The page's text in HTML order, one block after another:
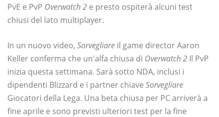
PvE e PvP Overwatch 2 e presto ospiterà alcuni test
chiusi del lato multiplayer.
In un nuovo video, Sorvegliare il game director Aaron
Keller conferma che un'alfa chiusa di Overwatch 2 Il PvP
inizia questa settimana. Sarà sotto NDA, inclusi i
dipendenti Blizzard e i partner chiave Sorvegliare
Giocatori della Lega. Una beta chiusa per PC arriverà a
fine aprile e sono previsti ulteriori test per la fine